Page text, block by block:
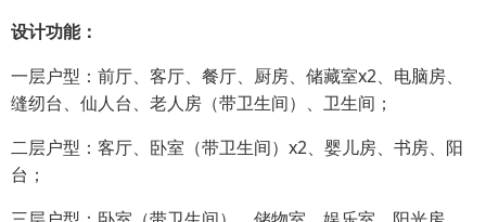
设计功能：
一层户型：前厅、客厅、餐厅、厨房、储藏室x2、电脑房、
缝纫台、仙人台、老人房（带卫生间）、卫生间；
二层户型：客厅、卧室（带卫生间）x2、婴儿房、书房、阳
台；